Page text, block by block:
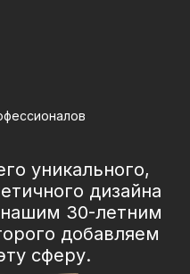
уникального,
дизайна
30-летним
добавляем
сферу.